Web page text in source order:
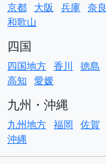
京都 大阪 兵庫 奈良
和歌山
四国
四国地方 香川
徳島
高知 愛媛
九州・沖縄
九州地方 福岡 佐賀
沖縄